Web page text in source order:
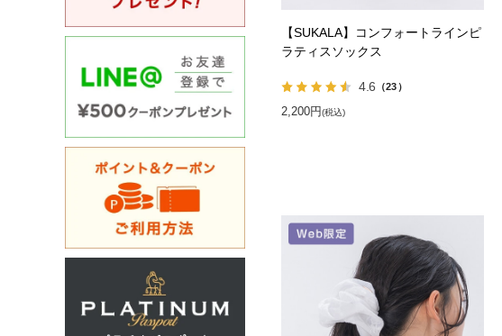
【SUKALA】コンフォートラインピ
ラティスソックス
4.6 （23）
2,200円(税込)